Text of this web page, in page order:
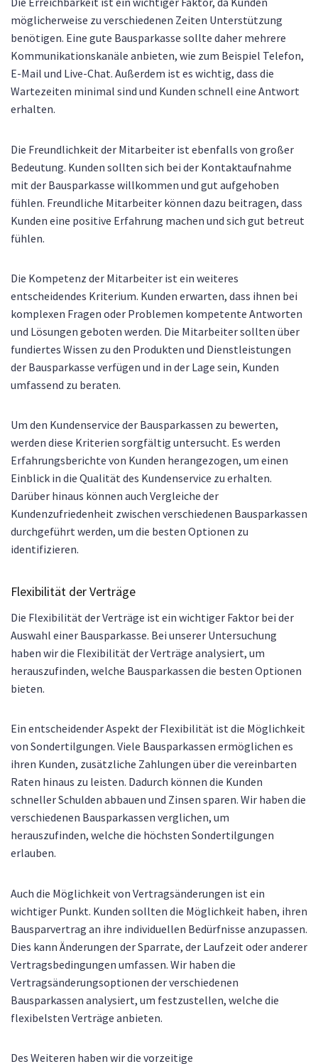
möglicherweise zu verschiedenen Zeiten Unterstützung
benötigen. Eine gute Bausparkasse sollte daher mehrere
Kommunikationskanäle anbieten, wie zum Beispiel Telefon,
E-Mail und Live-Chat. Außerdem ist es wichtig, dass die
Wartezeiten minimal sind und Kunden schnell eine Antwort
erhalten.
Die Freundlichkeit der Mitarbeiter ist ebenfalls von großer
Bedeutung. Kunden sollten sich bei der Kontaktaufnahme
mit der Bausparkasse willkommen und gut aufgehoben
fühlen. Freundliche Mitarbeiter können dazu beitragen, dass
Kunden eine positive Erfahrung machen und sich gut betreut
fühlen.
Die Kompetenz der Mitarbeiter ist ein weiteres
entscheidendes Kriterium. Kunden erwarten, dass ihnen bei
komplexen Fragen oder Problemen kompetente Antworten
und Lösungen geboten werden. Die Mitarbeiter sollten über
fundiertes Wissen zu den Produkten und Dienstleistungen
der Bausparkasse verfügen und in der Lage sein, Kunden
umfassend zu beraten.
Um den Kundenservice der Bausparkassen zu bewerten,
werden diese Kriterien sorgfältig untersucht. Es werden
Erfahrungsberichte von Kunden herangezogen, um einen
Einblick in die Qualität des Kundenservice zu erhalten.
Darüber hinaus können auch Vergleiche der
Kundenzufriedenheit zwischen verschiedenen Bausparkassen
durchgeführt werden, um die besten Optionen zu
identifizieren.
Flexibilität der Verträge
Die Flexibilität der Verträge ist ein wichtiger Faktor bei der
Auswahl einer Bausparkasse. Bei unserer Untersuchung
haben wir die Flexibilität der Verträge analysiert, um
herauszufinden, welche Bausparkassen die besten Optionen
bieten.
Ein entscheidender Aspekt der Flexibilität ist die Möglichkeit
von Sondertilgungen. Viele Bausparkassen ermöglichen es
ihren Kunden, zusätzliche Zahlungen über die vereinbarten
Raten hinaus zu leisten. Dadurch können die Kunden
schneller Schulden abbauen und Zinsen sparen. Wir haben die
verschiedenen Bausparkassen verglichen, um
herauszufinden, welche die höchsten Sondertilgungen
erlauben.
Auch die Möglichkeit von Vertragsänderungen ist ein
wichtiger Punkt. Kunden sollten die Möglichkeit haben, ihren
Bausparvertrag an ihre individuellen Bedürfnisse anzupassen.
Dies kann Änderungen der Sparrate, der Laufzeit oder anderer
Vertragsbedingungen umfassen. Wir haben die
Vertragsänderungsoptionen der verschiedenen
Bausparkassen analysiert, um festzustellen, welche die
flexibelsten Verträge anbieten.
Des Weiteren haben wir die vorzeitige